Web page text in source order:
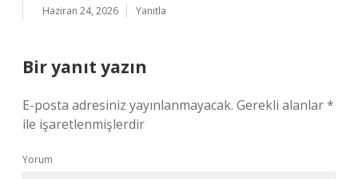
Haziran 24, 2026 Yanıtla
Bir yanıt yazın
E-posta adresiniz yayınlanmayacak. Gerekli alanlar*
ile işaretlenmişlerdir
Yorum